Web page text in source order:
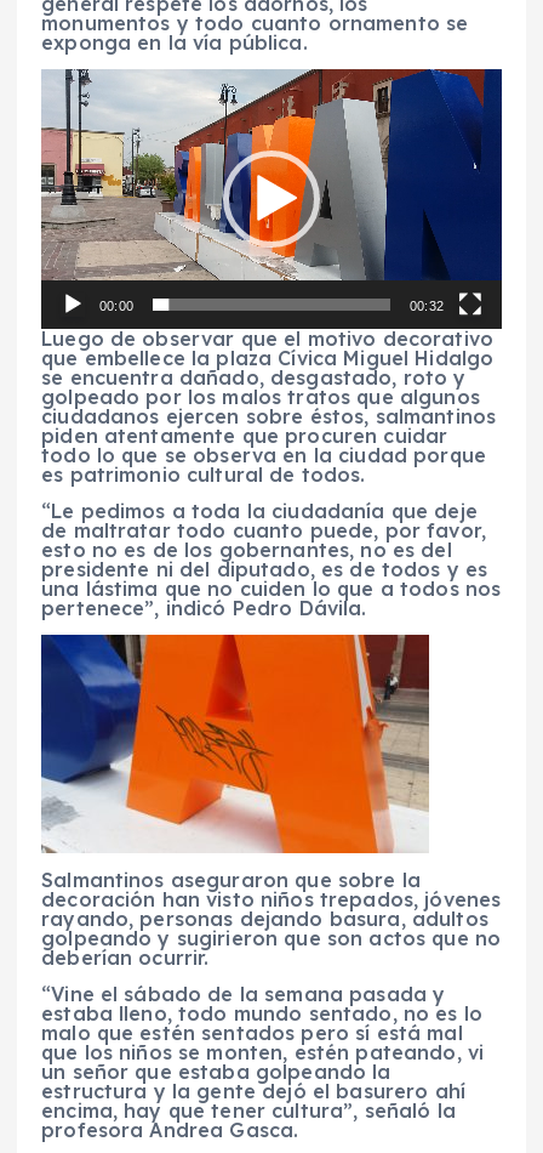
monumentos y todo cuanto ornamento se
exponga en la vía pública.
r
o
d
u
c
t
o
r
v
í
d
e
o
00:00 00:32
Luego de observar que el motivo decorativo
que embellece la plaza Cívica Miguel Hidalgo
se encuentra dañado, desgastado, roto y
golpeado por los malos tratos que algunos
ciudadanos ejercen sobre éstos, salmantinos
piden atentamente que procuren cuidar
todo lo que se observa en la ciudad porque
es patrimonio cultural de todos.
“Le pedimos a toda la ciudadanía que deje
de maltratar todo cuanto puede, por favor,
esto no es de los gobernantes, no es del
presidente ni del diputado, es de todos y es
una lástima que no cuiden lo que a todos nos
pertenece”, indicó Pedro Dávila.
Salmantinos aseguraron que sobre la
decoración han visto niños trepados, jóvenes
rayando, personas dejando basura, adultos
golpeando y sugirieron que son actos que no
deberían ocurrir.
“Vine el sábado de la semana pasada y
estaba lleno, todo mundo sentado, no es lo
malo que estén sentados pero sí está mal
que los niños se monten, estén pateando, vi
un señor que estaba golpeando la
estructura y la gente dejó el basurero ahí
encima, hay que tener cultura”, señaló la
profesora Andrea Gasca.